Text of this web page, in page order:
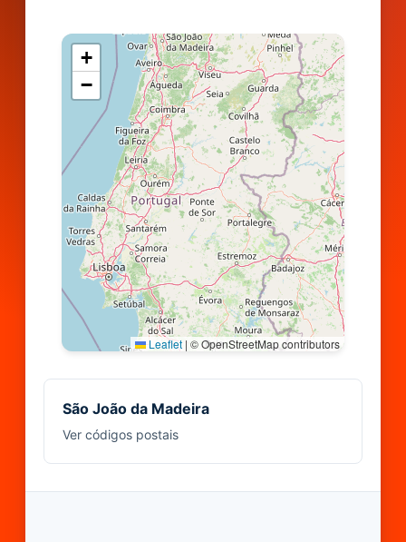
+
−
Leaflet | © OpenStreetMap contributors
São João da Madeira
Ver códigos postais